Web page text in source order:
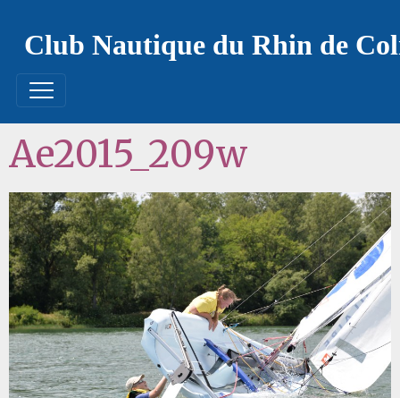
Club Nautique du Rhin de
Ae2015_209w